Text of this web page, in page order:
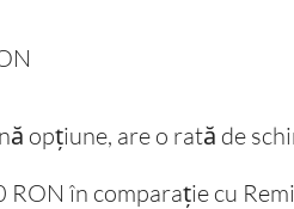
opțiune, are o rată de
în comparație cu